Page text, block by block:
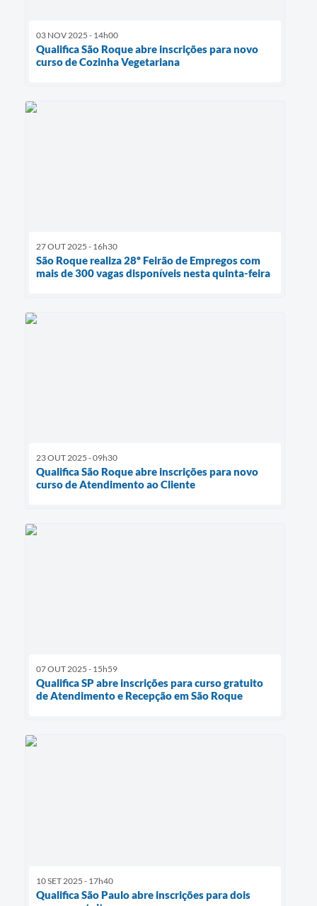
03 NOV 2025 - 14h00
Qualifica São Roque abre inscrições para novo
curso de Cozinha Vegetariana
27 OUT 2025 - 16h30
São Roque realiza 28º Feirão de Empregos com
mais de 300 vagas disponíveis nesta quinta-feira
23 OUT 2025 - 09h30
Qualifica São Roque abre inscrições para novo
curso de Atendimento ao Cliente
07 OUT 2025 - 15h59
Qualifica SP abre inscrições para curso gratuito
de Atendimento e Recepção em São Roque
10 SET 2025 - 17h40
Qualifica São Paulo abre inscrições para dois